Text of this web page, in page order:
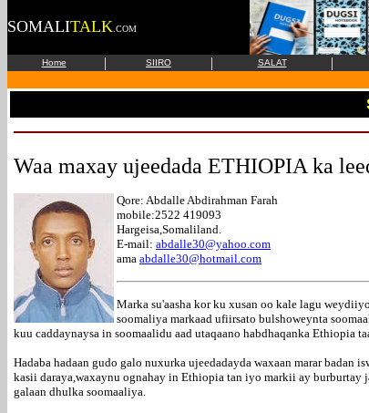
SOMALITALK .COM
Home | SIIRO | SALAT |
Waa maxay ujeedada ETHIOPIA ka
Qore: Abdalle Abdirahman Farah
mobile:2522 419093
Hargeisa,Somaliland.
E-mail: abdalle30@yahoo.com
ama abdalle30@hotmail.com
Marka su'aasha kor ku xusan oo kale lagu
soomaliya markaad ufiirsato bulshoweynta
kuu caddaynaysa in soomaalidu aad utaqaano habdhaqanka Ethiopia
Hadaba hadaan gudo galo nuxurka ujeedadayda waxaan marar badan
kasii daraya,waxaynu ognahay in Ethiopia tan iyo markii ay burburtay
galaan dhulka soomaaliya.